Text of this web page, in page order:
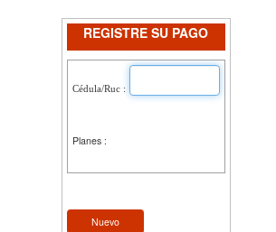
REGISTRE SU PAGO
Cédula/Ruc :
Planes :